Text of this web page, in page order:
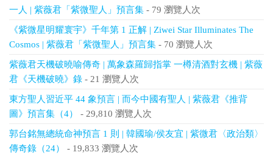
一人 | 紫薇君「紫微聖人」預言集 - 79 瀏覽人次
《紫微星明耀寰宇》千年第 1 正解 | Ziwei Star Illuminates The
Cosmos | 紫薇君「紫微聖人」預言集 - 70 瀏覽人次
紫薇君天機破曉喻傳奇 | 萬象森羅歸指掌 一樽清酒對玄機 | 紫薇
君《天機破曉》錄 - 21 瀏覽人次
東方聖人習近平 44 象預言 | 而今中國有聖人 | 紫薇君《推背
圖》預言集（4）
- 29,810 瀏覽人次
郭台銘無總統命神預言 1 則 | 韓國瑜/侯友宜 | 紫微君〈政治類〉
傳奇錄（24）
- 19,833 瀏覽人次